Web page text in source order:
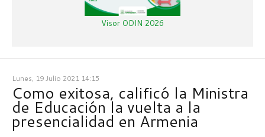
Visor ODIN 2026
Lunes, 19 Julio 2021 14:15
Como exitosa, calificó la Ministra
de Educación la vuelta a la
presencialidad en Armenia